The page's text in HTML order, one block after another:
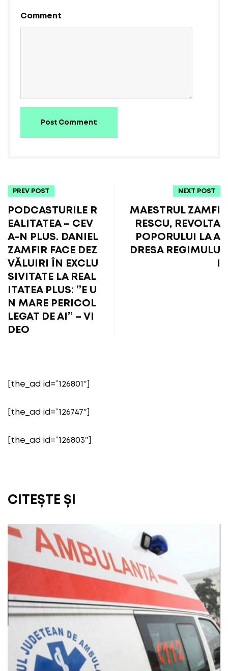
Comment
Post Comment
PREV POST
PODCASTURILE R
EALITATEA – CEV
A-N PLUS. DANIEL
ZAMFIR FACE DEZ
VĂLUIRI ÎN EXCLU
SIVITATE LA REAL
ITATEA PLUS: ”E U
N MARE PERICOL
LEGAT DE AI” – VI
DEO
NEXT POST
MAESTRUL ZAMFI
RESCU, REVOLTA
POPORULUI LA A
DRESA REGIMULU
[the_ad id=”126801″]
[the_ad id=”126747″]
[the_ad id=”126803″]
CITEȘTE ȘI